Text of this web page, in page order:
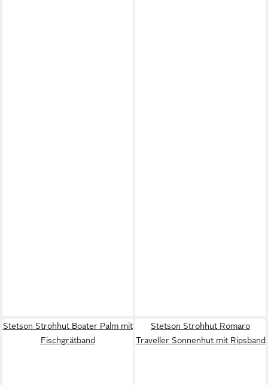
Stetson Strohhut Boater Palm mit
Fischgrätband
Stetson Strohhut Romaro
Traveller Sonnenhut mit Ripsband